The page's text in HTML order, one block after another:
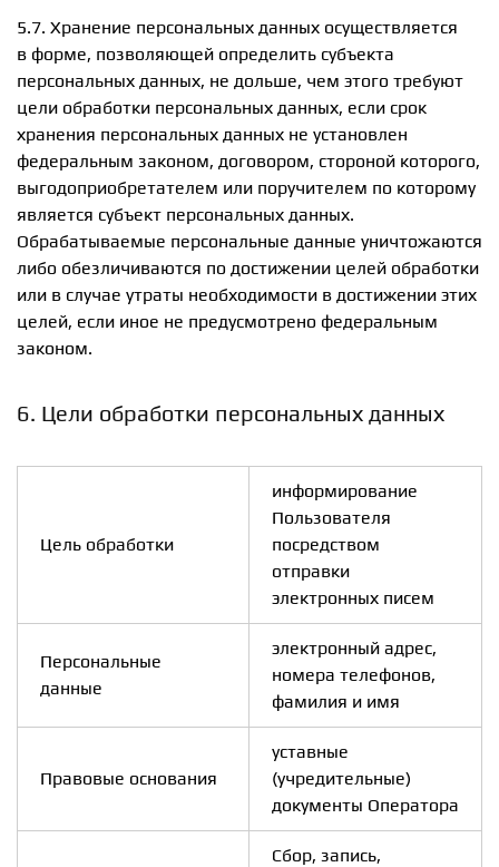
5.7. Хранение персональных данных осуществляется
в форме, позволяющей определить субъекта
персональных данных, не дольше, чем этого требуют
цели обработки персональных данных, если срок
хранения персональных данных не установлен
федеральным законом, договором, стороной которого,
выгодоприобретателем или поручителем по которому
является субъект персональных данных.
Обрабатываемые персональные данные уничтожаются
либо обезличиваются по достижении целей обработки
или в случае утраты необходимости в достижении этих
целей, если иное не предусмотрено федеральным
законом.
6. Цели обработки персональных данных
Цель обработки
информирование
Пользователя
посредством
отправки
электронных писем
Персональные
данные
электронный адрес,
номера телефонов,
фамилия и имя
Правовые основания
уставные
(учредительные)
документы Оператора
Сбор, запись,